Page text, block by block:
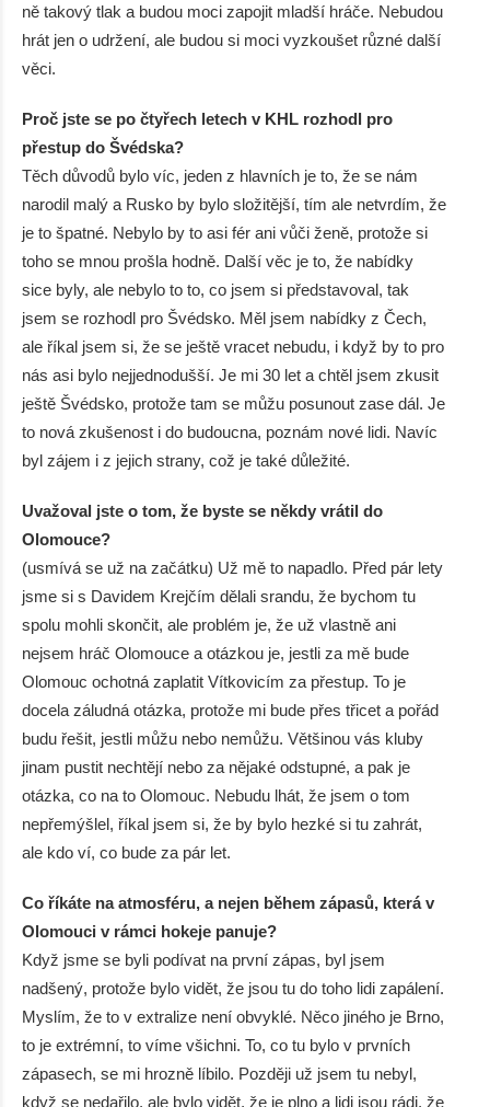
ně takový tlak a budou moci zapojit mladší hráče. Nebudou
hrát jen o udržení, ale budou si moci vyzkoušet různé další
věci.
Proč jste se po čtyřech letech v KHL rozhodl pro
přestup do Švédska?
Těch důvodů bylo víc, jeden z hlavních je to, že se nám
narodil malý a Rusko by bylo složitější, tím ale netvrdím, že
je to špatné. Nebylo by to asi fér ani vůči ženě, protože si
toho se mnou prošla hodně. Další věc je to, že nabídky
sice byly, ale nebylo to to, co jsem si představoval, tak
jsem se rozhodl pro Švédsko. Měl jsem nabídky z Čech,
ale říkal jsem si, že se ještě vracet nebudu, i když by to pro
nás asi bylo nejjednodušší. Je mi 30 let a chtěl jsem zkusit
ještě Švédsko, protože tam se můžu posunout zase dál. Je
to nová zkušenost i do budoucna, poznám nové lidi. Navíc
byl zájem i z jejich strany, což je také důležité.
Uvažoval jste o tom, že byste se někdy vrátil do
Olomouce?
(usmívá se už na začátku) Už mě to napadlo. Před pár lety
jsme si s Davidem Krejčím dělali srandu, že bychom tu
spolu mohli skončit, ale problém je, že už vlastně ani
nejsem hráč Olomouce a otázkou je, jestli za mě bude
Olomouc ochotná zaplatit Vítkovicím za přestup. To je
docela záludná otázka, protože mi bude přes třicet a pořád
budu řešit, jestli můžu nebo nemůžu. Většinou vás kluby
jinam pustit nechtějí nebo za nějaké odstupné, a pak je
otázka, co na to Olomouc. Nebudu lhát, že jsem o tom
nepřemýšlel, říkal jsem si, že by bylo hezké si tu zahrát,
ale kdo ví, co bude za pár let.
Co říkáte na atmosféru, a nejen během zápasů, která v
Olomouci v rámci hokeje panuje?
Když jsme se byli podívat na první zápas, byl jsem
nadšený, protože bylo vidět, že jsou tu do toho lidi zapálení.
Myslím, že to v extralize není obvyklé. Něco jiného je Brno,
to je extrémní, to víme všichni. To, co tu bylo v prvních
zápasech, se mi hrozně líbilo. Později už jsem tu nebyl,
když se nedařilo, ale bylo vidět, že je plno a lidi jsou rádi, že